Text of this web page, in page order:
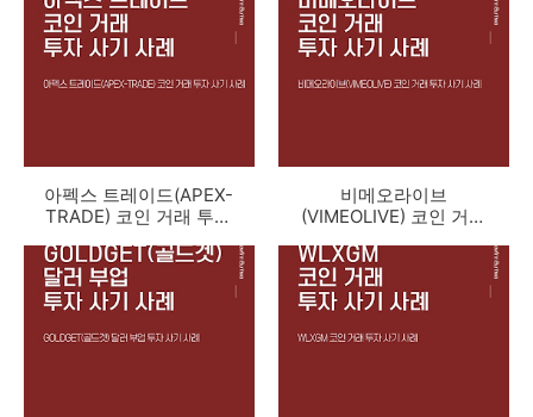
아펙스 트레이드(APEX-
TRADE) 코인 거래 투자
비메오라이브
(VIMEOLIVE) 코인 거래